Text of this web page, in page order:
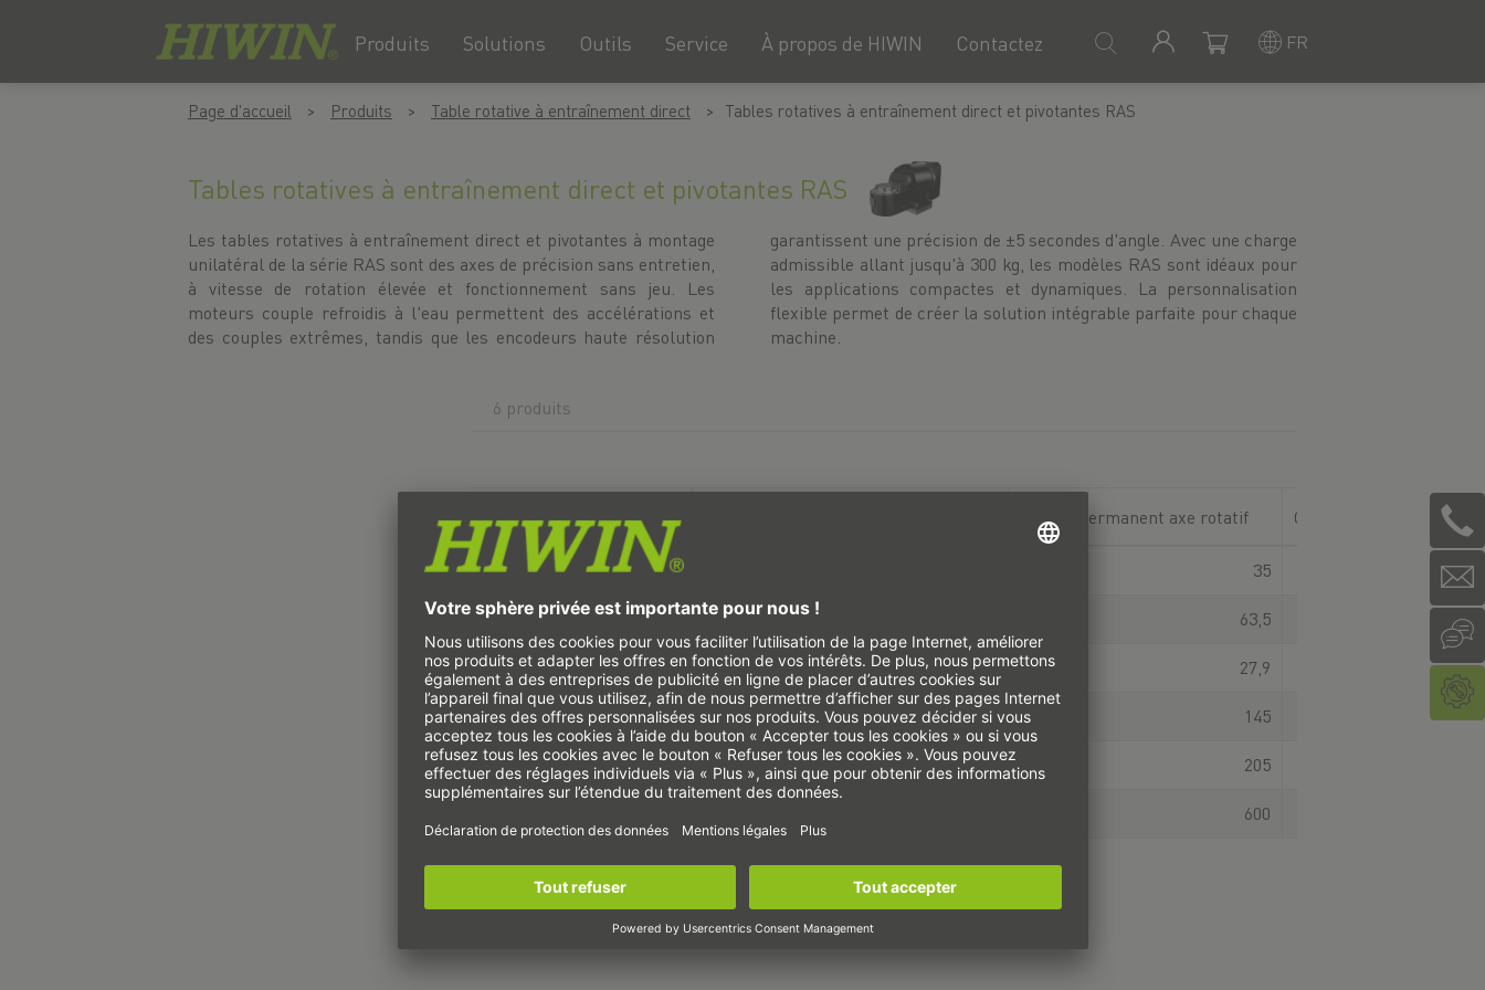
Contactez
À propos de HIWIN
Service
Outils
Solutions
Produits FR
Page d'accueil Produits Table rotative à entraînement direct Tables rotatives à entraînement direct et pivotantes RAS
Tables rotatives à entraînement direct et pivotantes RAS
Les tables rotatives à entraînement direct et pivotantes à montage
unilatéral de la série RAS sont des axes de précision sans entretien,
à vitesse de rotation élevée et fonctionnement sans jeu. Les
moteurs couple refroidis à l'eau permettent des accélérations et
des couples extrêmes, tandis que les encodeurs haute résolution
garantissent une précision de ±5 secondes d'angle. Avec une charge
admissible allant jusqu'à 300 kg, les modèles RAS sont idéaux pour
les applications compactes et dynamiques. La personnalisation
flexible permet de créer la solution intégrable parfaite pour chaque
machine.
6 produits
Type Couple permanent axe rotatif Couple de pointe axe
RAS-170 35
RAS-200 63,5
RAS-200-SP 2.000 27,9
RAS-250 200 145
RAS-320 150 205
600